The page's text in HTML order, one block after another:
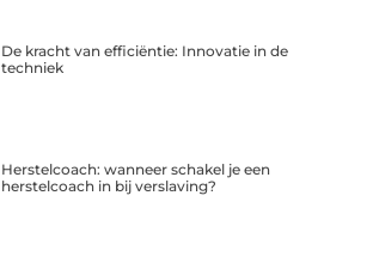
De kracht van efficiëntie: Innovatie in de
techniek
Herstelcoach: wanneer schakel je een
herstelcoach in bij verslaving?